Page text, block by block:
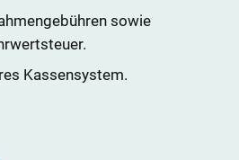
sowie
Kassensystem.